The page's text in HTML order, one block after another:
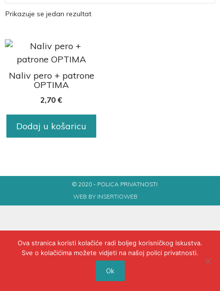
Prikazuje se jedan rezultat
Naliv pero + patrone
OPTIMA
2,70 €
Dodaj u košaricu
© 2020 - POLICA PRIVATNOSTI
WEB BY INSERTIOWEB
Ova stranica koristi kolačiće radi boljeg korisničkog iskustva.
Sve o kolačićima možete vidjeti na našoj polici privatnosti.
Ok